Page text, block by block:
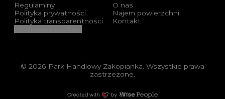
Regulaminy
Polityka prywatności
Polityka transparentności
O nas
Najem powierzchni
Kontakt
© 2026 Park Handlowy Zakopianka. Wszystkie prawa
zastrzeżone.